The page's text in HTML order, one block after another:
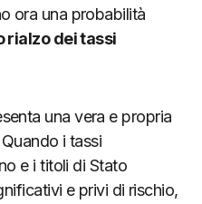
ora una probabilità
rialzo dei tassi
una vera e propria
i tassi
e i titoli di Stato
e privi di rischio,